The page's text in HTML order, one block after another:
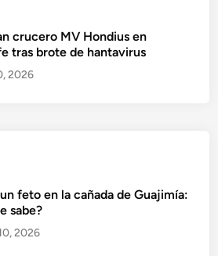
crucero MV Hondius en
tras brote de hantavirus
2026
feto en la cañada de Guajimía:
sabe?
2026